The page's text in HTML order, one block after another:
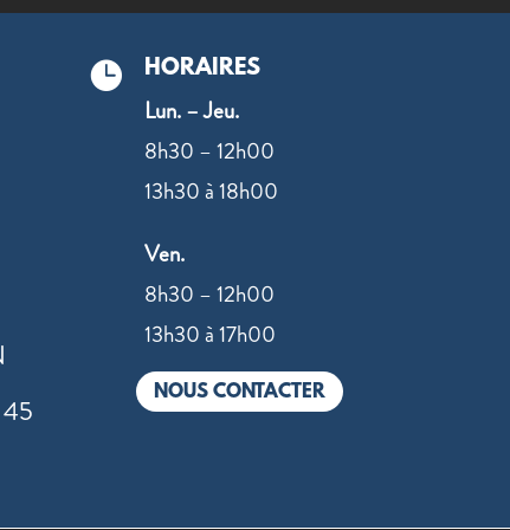
 HORAIRES
Lun. – Jeu.
8h30 – 12h00
13h30 à 18h00
Ven.
8h30 – 12h00
13h30 à 17h00
NOUS CONTACTER